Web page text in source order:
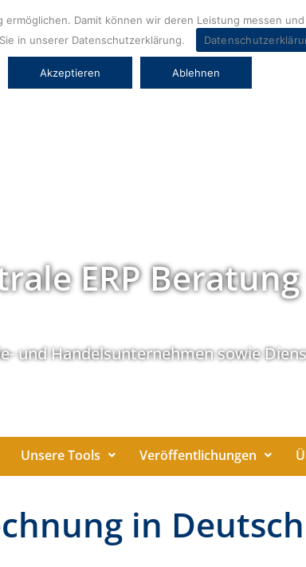
ERP
und Handelsunternehmen sowie
Unsere Tools Veröffentlichungen
in
Damit können wir deren Leistung messen
in unserer Datenschutzerklärung.
Akzeptieren Ablehnen